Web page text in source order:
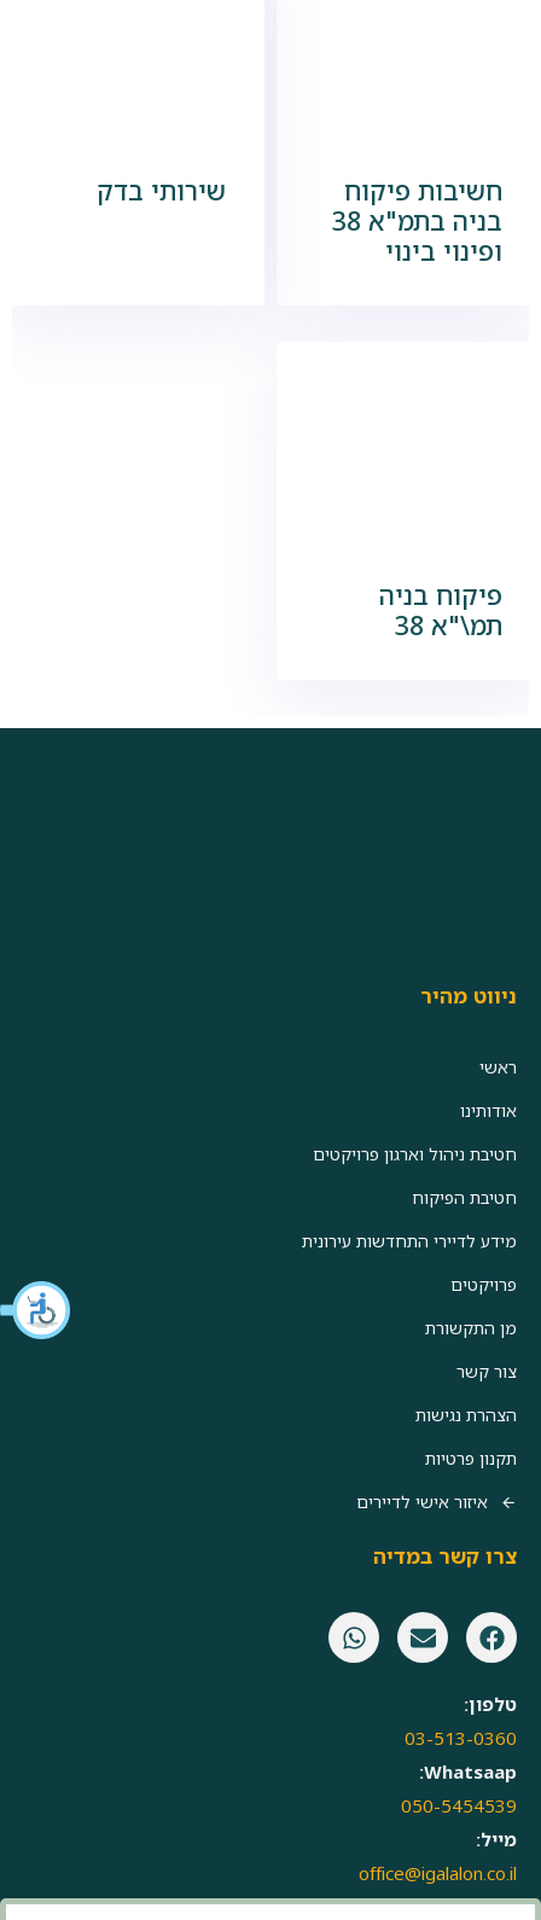
חשיבות פיקוח
בניה בתמ"א 38
ופינוי בינוי
שירותי בדק
פיקוח בניה
תמ\"א 38
ניווט מהיר
ראשי
אודותינו
חטיבת ניהול וארגון פרויקטים
חטיבת הפיקוח
מידע לדיירי התחדשות עירונית
פרויקטים
מן התקשורת
צור קשר
הצהרת נגישות
תקנון פרטיות
איזור אישי לדיירים
צרו קשר במדיה
טלפון:
03-513-0360
Whatsaap:
050-5454539
מייל:
office@igalalon.co.il